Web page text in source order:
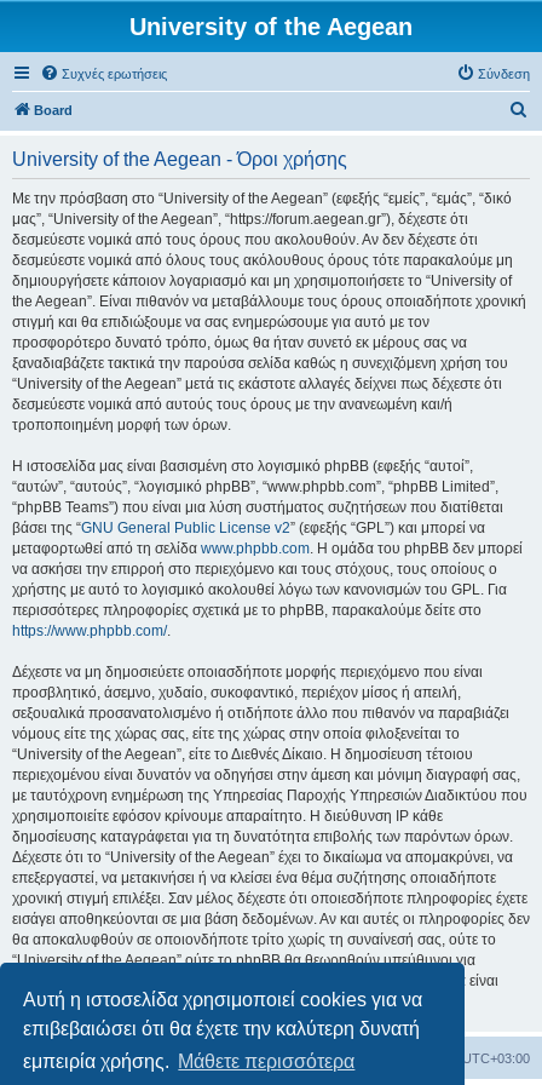
Αυτή η ιστοσελίδα χρησιμοποιεί cookies για να
επιβεβαιώσει ότι θα έχετε την καλύτερη δυνατή
εμπειρία χρήσης. Μάθετε περισσότερα
University of the Aegean
Συχνές ερωτήσεις Σύνδεση
Board
University of the Aegean - Όροι χρήσης
Με την πρόσβαση στο “University of the Aegean” (εφεξής “εμείς”, “εμάς”, “δικό
μας”, “University of the Aegean”, “https://forum.aegean.gr”), δέχεστε ότι
δεσμεύεστε νομικά από τους όρους που ακολουθούν. Αν δεν δέχεστε ότι
δεσμεύεστε νομικά από όλους τους ακόλουθους όρους τότε παρακαλούμε μη
δημιουργήσετε κάποιον λογαριασμό και μη χρησιμοποιήσετε το “University of
the Aegean”. Είναι πιθανόν να μεταβάλλουμε τους όρους οποιαδήποτε χρονική
στιγμή και θα επιδιώξουμε να σας ενημερώσουμε για αυτό με τον
προσφορότερο δυνατό τρόπο, όμως θα ήταν συνετό εκ μέρους σας να
ξαναδιαβάζετε τακτικά την παρούσα σελίδα καθώς η συνεχιζόμενη χρήση του
“University of the Aegean” μετά τις εκάστοτε αλλαγές δείχνει πως δέχεστε ότι
δεσμεύεστε νομικά από αυτούς τους όρους με την ανανεωμένη και/ή
τροποποιημένη μορφή των όρων.
Η ιστοσελίδα μας είναι βασισμένη στο λογισμικό phpBB (εφεξής “αυτοί”,
“αυτών”, “αυτούς”, “λογισμικό phpBB”, “www.phpbb.com”, “phpBB Limited”,
“phpBB Teams”) που είναι μια λύση συστήματος συζητήσεων που διατίθεται
βάσει της “GNU General Public License v2” (εφεξής “GPL”) και μπορεί να
μεταφορτωθεί από τη σελίδα www.phpbb.com. Η ομάδα του phpBB δεν μπορεί
να ασκήσει την επιρροή στο περιεχόμενο και τους στόχους, τους οποίους ο
χρήστης με αυτό το λογισμικό ακολουθεί λόγω των κανονισμών του GPL. Για
περισσότερες πληροφορίες σχετικά με το phpBB, παρακαλούμε δείτε στο
https://www.phpbb.com/.
Δέχεστε να μη δημοσιεύετε οποιασδήποτε μορφής περιεχόμενο που είναι
προσβλητικό, άσεμνο, χυδαίο, συκοφαντικό, περιέχον μίσος ή απειλή,
σεξουαλικά προσανατολισμένο ή οτιδήποτε άλλο που πιθανόν να παραβιάζει
νόμους είτε της χώρας σας, είτε της χώρας στην οποία φιλοξενείται το
“University of the Aegean”, είτε το Διεθνές Δίκαιο. Η δημοσίευση τέτοιου
περιεχομένου είναι δυνατόν να οδηγήσει στην άμεση και μόνιμη διαγραφή σας,
με ταυτόχρονη ενημέρωση της Υπηρεσίας Παροχής Υπηρεσιών Διαδικτύου που
χρησιμοποιείτε εφόσον κρίνουμε απαραίτητο. Η διεύθυνση IP κάθε
δημοσίευσης καταγράφεται για τη δυνατότητα επιβολής των παρόντων όρων.
Δέχεστε ότι το “University of the Aegean” έχει το δικαίωμα να απομακρύνει, να
επεξεργαστεί, να μετακινήσει ή να κλείσει ένα θέμα συζήτησης οποιαδήποτε
χρονική στιγμή επιλέξει. Σαν μέλος δέχεστε ότι οποιεσδήποτε πληροφορίες έχετε
εισάγει αποθηκεύονται σε μια βάση δεδομένων. Αν και αυτές οι πληροφορίες δεν
θα αποκαλυφθούν σε οποιονδήποτε τρίτο χωρίς τη συναίνεσή σας, ούτε το
“University of the Aegean” ούτε το phpBB θα θεωρηθούν υπεύθυνοι για
οποιαδήποτε απόπειρα ηλεκτρονικής εισβολής ή παραβίασης η οποία είναι
δυνατόν να οδηγήσει σε απώλεια αυτών των δεδομένων.
Board Όλοι οι χρόνοι είναι UTC+03:00
Διαγραφή cookies